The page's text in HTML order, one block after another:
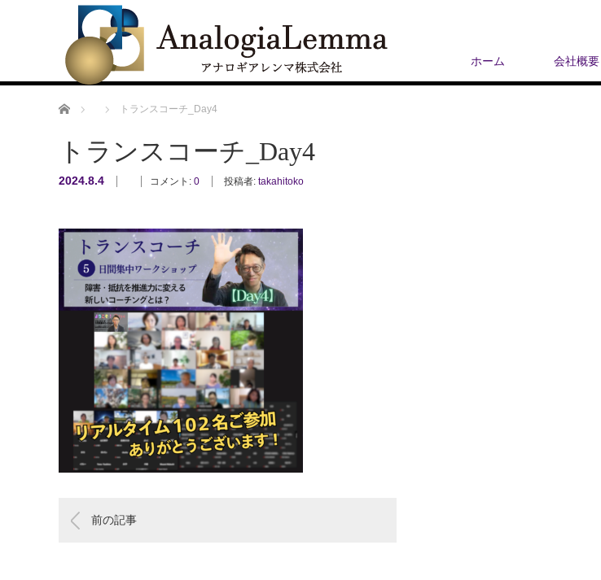
ホーム 会社概要
ホーム トランスコーチ_Day4
トランスコーチ_Day4
2024.8.4 コメント: 0 投稿者: takahitoko
前の記事